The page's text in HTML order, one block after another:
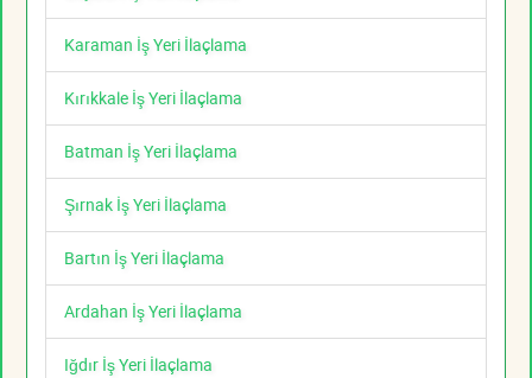
Karaman İş Yeri İlaçlama
Kırıkkale İş Yeri İlaçlama
Batman İş Yeri İlaçlama
Şırnak İş Yeri İlaçlama
Bartın İş Yeri İlaçlama
Ardahan İş Yeri İlaçlama
Iğdır İş Yeri İlaçlama